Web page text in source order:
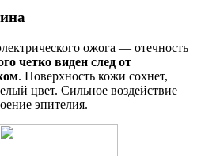
ожога — отечность
четко виден след от
. Поверхность кожи сохнет,
цвет. Сильное воздействие
эпителия.